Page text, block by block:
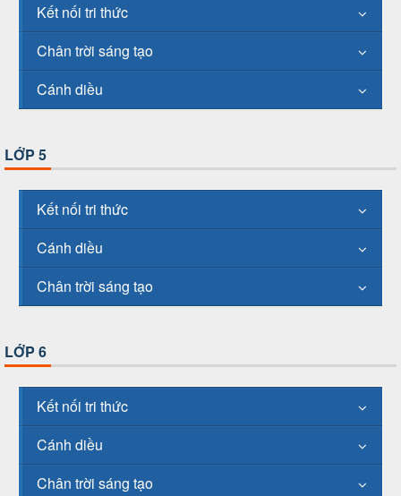
Kết nối tri thức
Chân trời sáng tạo
Cánh diều
LỚP 5
Kết nối tri thức
Cánh diều
Chân trời sáng tạo
LỚP 6
Kết nối tri thức
Cánh diều
Chân trời sáng tạo